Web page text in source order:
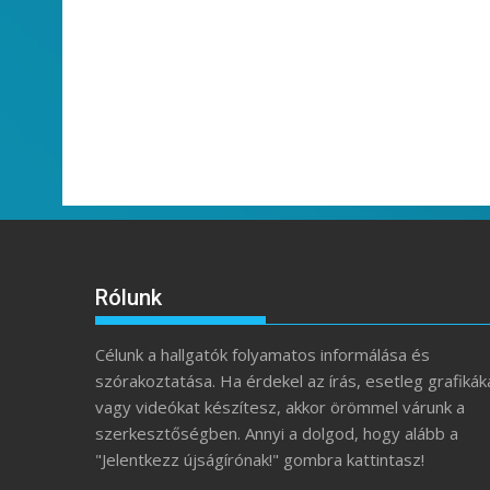
Rólunk
Célunk a hallgatók folyamatos informálása és
szórakoztatása. Ha érdekel az írás, esetleg
vagy videókat készítesz, akkor örömmel várunk a
szerkesztőségben. Annyi a dolgod, hogy alább a
"Jelentkezz újságírónak!" gombra kattintasz!